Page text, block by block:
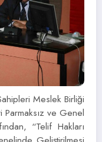
Meslek Birliği
Parmaksız ve Genel
“Telif Hakları